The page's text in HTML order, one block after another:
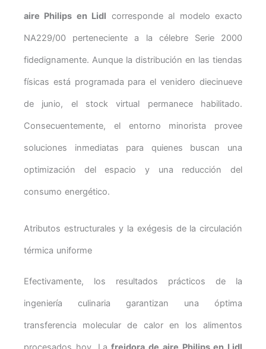
aire Philips en Lidl corresponde al modelo exacto
NA229/00 perteneciente a la célebre Serie 2000
fidedignamente. Aunque la distribución en las tiendas
físicas está programada para el venidero diecinueve
de junio, el stock virtual permanece habilitado.
Consecuentemente, el entorno minorista provee
soluciones inmediatas para quienes buscan una
optimización del espacio y una reducción del
consumo energético.
Atributos estructurales y la exégesis de la circulación
térmica uniforme
Efectivamente, los resultados prácticos de la
ingeniería culinaria garantizan una óptima
transferencia molecular de calor en los alimentos